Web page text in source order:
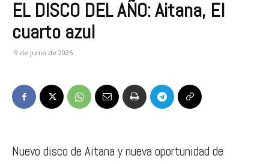
EL DISCO DEL AÑO: Aitana, El
cuarto azul
9 de junio de 2025
Nuevo disco de Aitana y nueva oportunidad de